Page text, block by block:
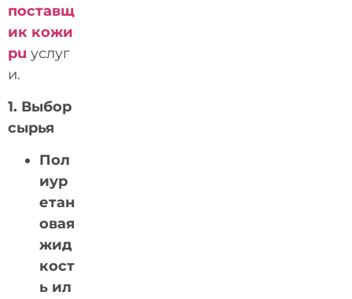
поставщ
ик кожи
pu услуг
и.
1. Выбор
сырья
Пол
иур
етан
овая
жид
кост
ь ил